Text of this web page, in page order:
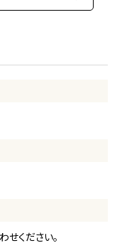
ください。